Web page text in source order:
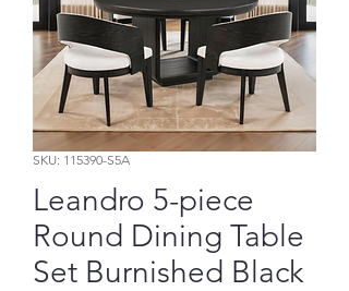
SKU: 115390-S5A
Leandro 5-piece
Round Dining Table
Set Burnished Black